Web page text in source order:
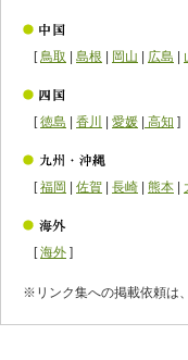
[鳥取 島根 岡山 広島
[徳島 香川 愛媛 高知 ]
[福岡 佐賀 長崎 熊本
[海外 ]
※リンク集への掲載依頼は、